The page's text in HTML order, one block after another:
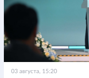
03 августа, 15:20